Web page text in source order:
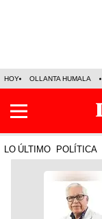
HOY OLLANTA HUMALA
LO ÚLTIMO POLÍTICA